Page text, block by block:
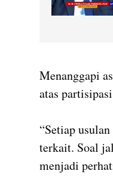
Menanggapi
atas
“Setiap
terkait. Soal
menjadi